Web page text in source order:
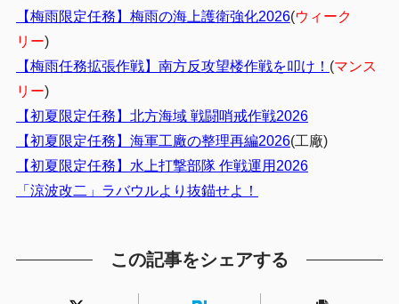
【梅雨限定任務】梅雨の海上護衛強化2026(ウィーク
リー)
【梅雨任務拡張作戦】南方反攻望楼作戦を叩け！ (マンス
リー)
【初夏限定任務】北方海域 戦闘哨戒作戦2026
【初夏限定任務】海軍工廠の整理再編2026(工廠)
【初夏限定任務】水上打撃部隊 作戦運用2026
「涼波改二」ラバウルより抜錨せよ！
この記事をシェアする